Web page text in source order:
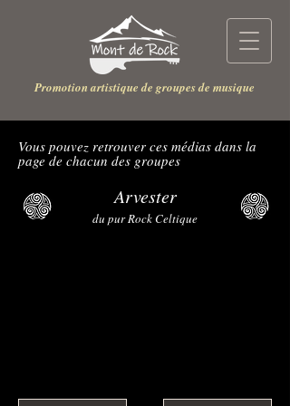
Promotion artistique de groupes de musique
Vous pouvez retrouver ces médias dans la
page de chacun des groupes
Arvester
du pur Rock Celtique